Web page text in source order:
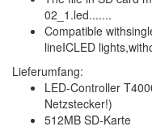
02_1.led.......
Compatible
lineICLED
Lieferumfang:
LED-Controller
Netzstecker!)
512MB SD-Karte